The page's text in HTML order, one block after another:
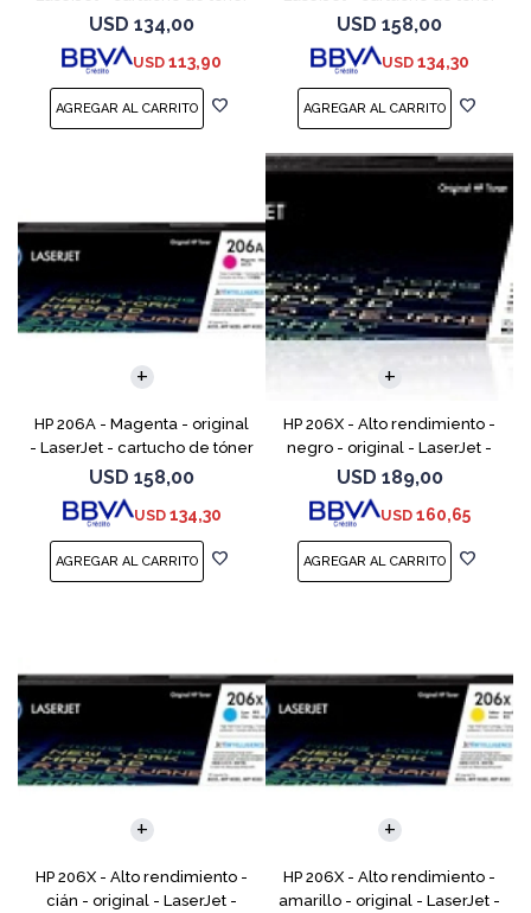
(W2110A) - para Color
LaserJet Pro M255, M283, MFP
M282, MFP M283
USD 134,00
USD 113,90
(W2112A) - para Color
LaserJet Pro M255, M283, MFP
M282, MFP M283
USD 158,00
USD 134,30
HP 206A - Magenta - original
- LaserJet - cartucho de tóner
(W2113A) - para Color
LaserJet Pro M255, M283, MFP
M282, MFP M283
USD 158,00
USD 134,30
HP 206X - Alto rendimiento -
negro - original - LaserJet -
cartucho de tóner (W2110X) -
para Color LaserJet Pro M255,
M283, MFP
USD 189,00
USD 160,65
HP 206X - Alto rendimiento -
cián - original - LaserJet -
HP 206X - Alto rendimiento -
amarillo - original - LaserJet -